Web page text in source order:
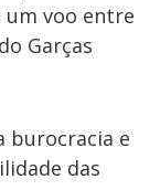
um voo entre
Garças
burocracia e
das